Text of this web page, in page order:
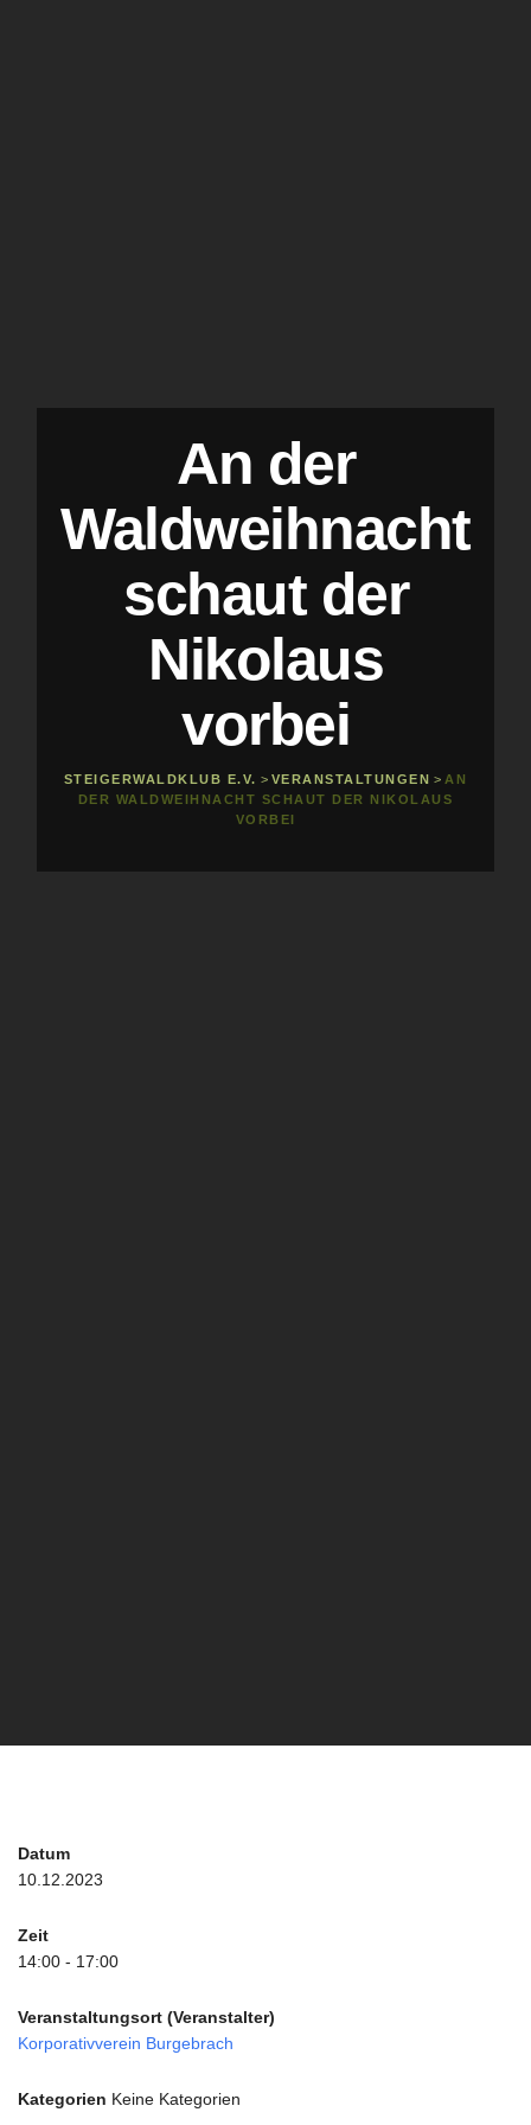
An der
Waldweihnacht
schaut der
Nikolaus
vorbei
STEIGERWALDKLUB E.V. > VERANSTALTUNGEN > AN
DER WALDWEIHNACHT SCHAUT DER NIKOLAUS
VORBEI
Datum
10.12.2023
Zeit
14:00 - 17:00
Veranstaltungsort (Veranstalter)
Korporativverein Burgebrach
Kategorien Keine Kategorien